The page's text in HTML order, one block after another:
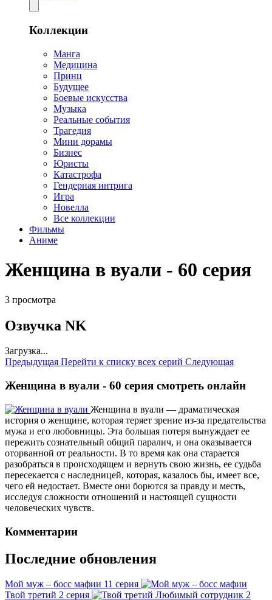
Коллекции
Манга
Медицина
Принц
Будущее
Боевые искусства
Музыка
Реальные события
Трагедия
Мини дорамы
Бизнес
Юристы
Катастрофа
Гендерная интрига
Игра
Новелла
Все коллекции
Фильмы
Аниме
Женщина в вуали - 60 серия
3 просмотра
Озвучка NK
Загрузка...
Предыдущая Перейти к списку всех серий Следующая
Женщина в вуали - 60 серия смотреть онлайн
Женщина в вуали — драматическая
история о женщине, которая теряет зрение из-за предательства
мужа и его любовницы. Эта большая потеря вынуждает ее
пережить сознательный общий паралич, и она оказывается
оторванной от реальности. В то время как она старается
разобраться в происходящем и вернуть свою жизнь, ее судьба
пересекается с наследницей, которая, казалось бы, имеет все,
чего ей недостает. Вместе они борются за правду и месть,
исследуя сложности отношений и настоящей сущности
человеческих чувств.
Комментарии
Последние обновления
Мой муж – босс мафии 11 серия
Твой третий 2 серия Любимый сотрудник 2